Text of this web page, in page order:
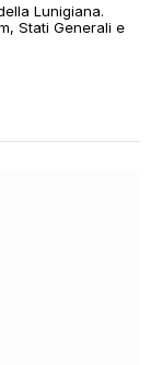
Lunigiana.
Stati Generali e